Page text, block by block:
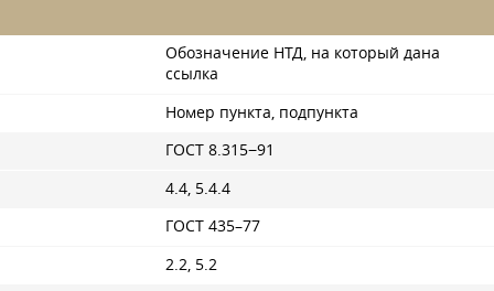
Обозначение НТД, на который дана
ссылка
Номер пункта, подпункта
ГОСТ 8.315−91
4.4, 5.4.4
ГОСТ 435–77
2.2, 5.2